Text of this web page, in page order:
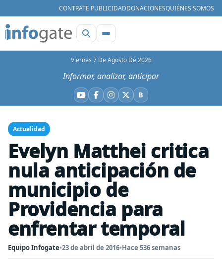
CONTRATE PUBLICIDADDONACIONESQUIÉNES SOMOS
Viernes 7 De Agosto De 2026
Informar, analizar, anticipar
YouTube
Facebook
Instagram
X BBluesky
Actualidad
Evelyn Matthei critica
nula anticipación de
municipio de
Providencia para
enfrentar temporal
Equipo Infogate•23 de abril de 2016•Hace 536 semanas